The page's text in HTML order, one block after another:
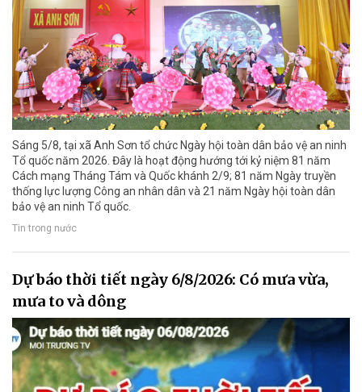
Sáng 5/8, tại xã Anh Sơn tổ chức Ngày hội toàn dân bảo vệ an ninh
Tổ quốc năm 2026. Đây là hoạt động hướng tới kỷ niệm 81 năm
Cách mạng Tháng Tám và Quốc khánh 2/9; 81 năm Ngày truyền
thống lực lượng Công an nhân dân và 21 năm Ngày hội toàn dân
bảo vệ an ninh Tổ quốc.
Tin trong nước
Dự báo thời tiết ngày 6/8/2026: Có mưa vừa,
mưa to và dông